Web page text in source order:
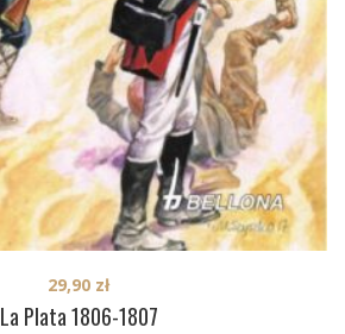
La Plata 1806-1807
29,90 zł